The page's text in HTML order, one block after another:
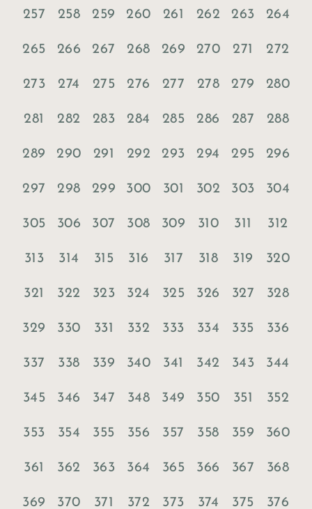
257 258 259 260 261 262 263 264
265 266 267 268 269 270 271 272
273 274 275 276 277 278 279 280
281 282 283 284 285 286 287 288
289 290 291 292 293 294 295 296
297 298 299 300 301 302 303 304
305 306 307 308 309 310 311 312
313 314 315 316 317 318 319 320
321 322 323 324 325 326 327 328
329 330 331 332 333 334 335 336
337 338 339 340 341 342 343 344
345 346 347 348 349 350 351 352
353 354 355 356 357 358 359 360
361 362 363 364 365 366 367 368
369 370 371 372 373 374 375 376